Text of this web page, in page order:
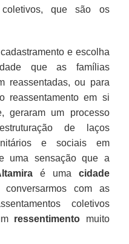
coletivos, que são os
e escolha
que as famílias
reassentadas, ou para
reassentamento em si
geraram um processo
de laços
e sociais em
uma sensação que a
é uma cidade
com as
coletivos
ressentimento muito